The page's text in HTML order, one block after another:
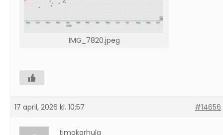
IMG_7820.jpeg
17 april, 2026 kl. 10:57 #14656
timokarhula